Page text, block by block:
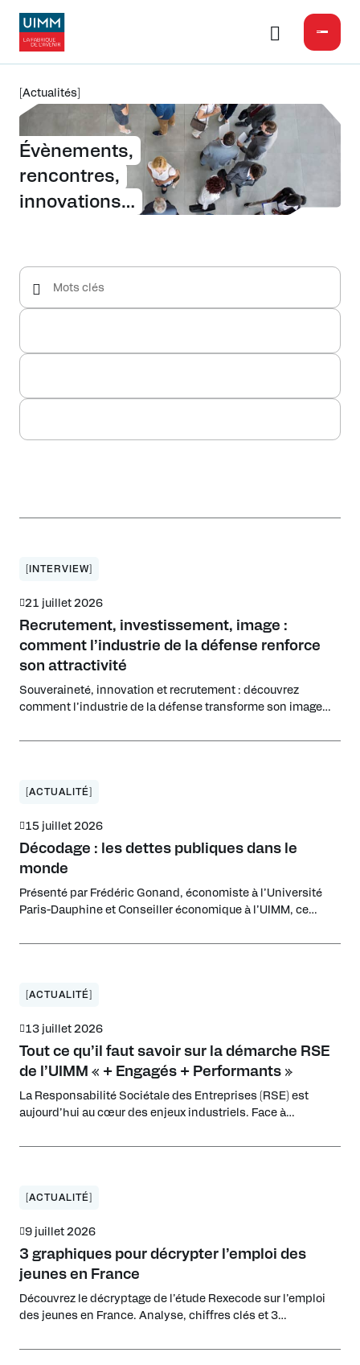
Actualités
Évènements,
rencontres,
innovations…
[INTERVIEW]
21 juillet 2026
Recrutement, investissement, image :
comment l’industrie de la défense renforce
son attractivité
Souveraineté, innovation et recrutement : découvrez
comment l’industrie de la défense transforme son image
[ACTUALITÉ]
15 juillet 2026
Décodage : les dettes publiques dans le
monde
Présenté par Frédéric Gonand, économiste à l’Université
Paris-Dauphine et Conseiller économique à l’UIMM, ce
l’échelle globale et dresse un panorama des fragilités
[ACTUALITÉ]
13 juillet 2026
Tout ce qu’il faut savoir sur la démarche RSE
de l’UIMM « + Engagés + Performants »
La Responsabilité Sociétale des Entreprises (RSE) est
aujourd’hui au cœur des enjeux industriels. Face à
et réglementaires, les industriels doivent repenser leur
permet non seulement de répondre aux exigences des
[ACTUALITÉ]
9 juillet 2026
3 graphiques pour décrypter l’emploi des
jeunes en France
Découvrez le décryptage de l’étude Rexecode sur l’emploi
des jeunes en France. Analyse, chiffres clés et 3